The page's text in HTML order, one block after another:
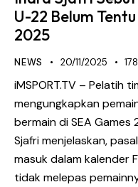
U-22 Belum
2025
NEWS 20/11/2025 178
iMSPORT.TV – Pelatih
mengungkapkan
bermain di SEA
Sjafri menjelaskan,
masuk dalam kalender
tidak melepas